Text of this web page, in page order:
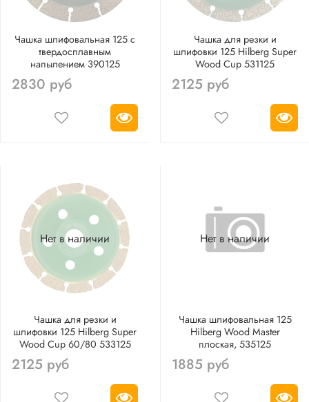
Чашка шлифовальная 125 с
твердосплавным
напылением 390125
2830 руб
Чашка для резки и
шлифовки 125 Hilberg Super
Wood Cup 531125
2125 руб
Нет в наличии
Чашка для резки и
шлифовки 125 Hilberg Super
Wood Cup 60/80 533125
2125 руб
Нет в наличии
Чашка шлифовальная 125
Hilberg Wood Master
плоская, 535125
1885 руб